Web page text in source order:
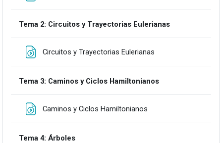
Tema 2: Circuitos y Trayectorias Eulerianas
Circuitos y Trayectorias Eulerianas
Tema 3: Caminos y Ciclos Hamiltonianos
Caminos y Ciclos Hamiltonianos
Tema 4: Árboles